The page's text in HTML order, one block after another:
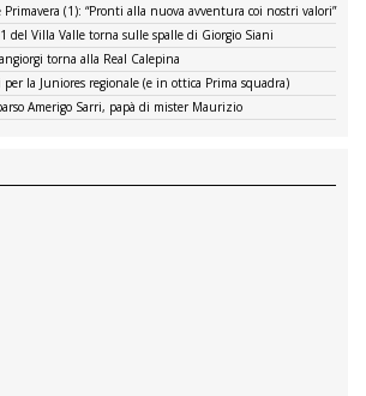
Primavera (1): “Pronti alla nuova avventura coi nostri valori”
del Villa Valle torna sulle spalle di Giorgio Siani
torna alla Real Calepina
la Juniores regionale (e in ottica Prima squadra)
Amerigo Sarri, papà di mister Maurizio